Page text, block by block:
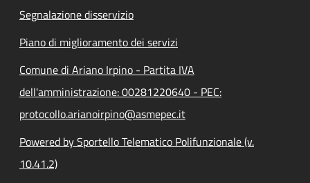
Segnalazione disservizio
Piano di miglioramento dei servizi
Comune di Ariano Irpino - Partita IVA
dell'amministrazione: 00281220640 - PEC:
protocollo.arianoirpino@asmepec.it
Powered by Sportello Telematico Polifunzionale (v.
10.41.2)